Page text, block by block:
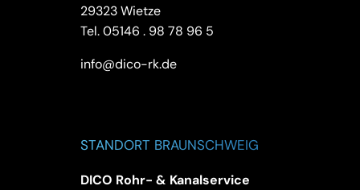
29323 Wietze
Tel.05146 . 98 78 96 5
info@dico-rk.de
STANDORT BRAUNSCHWEIG
DICO Rohr- & Kanalservice